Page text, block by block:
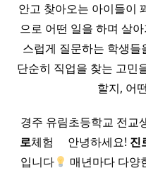
안고 찾아오는 아이들이
으로 어떤 일을 하며 살
스럽게 질문하는 학생
단순히 직업을 찾는 고민
할지, 어
경주 유림초등학교 전
로체험 ​ ​ ​ ​ 안녕하세요! 진
입니다
매년마다 다양